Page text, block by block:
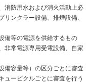
消防用水および消火活動上必
ンクラー設備、排煙設備、
備等の電源を供給するもの
非常電源専用受電設備、自家
備容量等）の区分ごとに審査
ュービクルごとに審査を行う